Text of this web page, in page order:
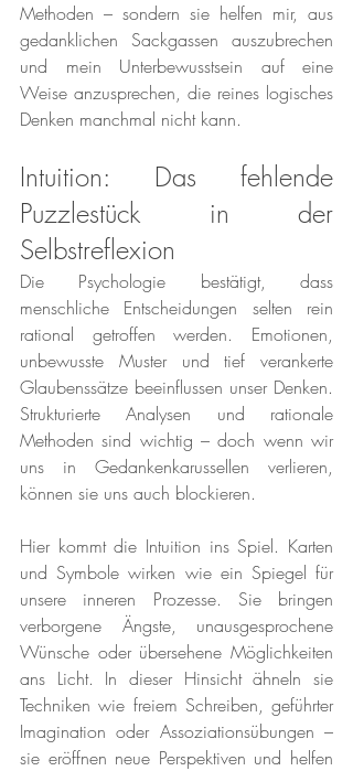
Methoden – sondern sie helfen mir, aus
gedanklichen Sackgassen auszubrechen
und mein Unterbewusstsein auf eine
Weise anzusprechen, die reines logisches
Denken manchmal nicht kann.
Intuition: Das fehlende
Puzzlestück in der
Selbstreflexion
Die Psychologie bestätigt, dass
menschliche Entscheidungen selten rein
rational getroffen werden. Emotionen,
unbewusste Muster und tief verankerte
Glaubenssätze beeinflussen unser Denken.
Strukturierte Analysen und rationale
Methoden sind wichtig – doch wenn wir
uns in Gedankenkarussellen verlieren,
können sie uns auch blockieren.
Hier kommt die Intuition ins Spiel. Karten
und Symbole wirken wie ein Spiegel für
unsere inneren Prozesse. Sie bringen
verborgene Ängste, unausgesprochene
Wünsche oder übersehene Möglichkeiten
ans Licht. In dieser Hinsicht ähneln sie
Techniken wie freiem Schreiben, geführter
Imagination oder Assoziationsübungen –
sie eröffnen neue Perspektiven und helfen